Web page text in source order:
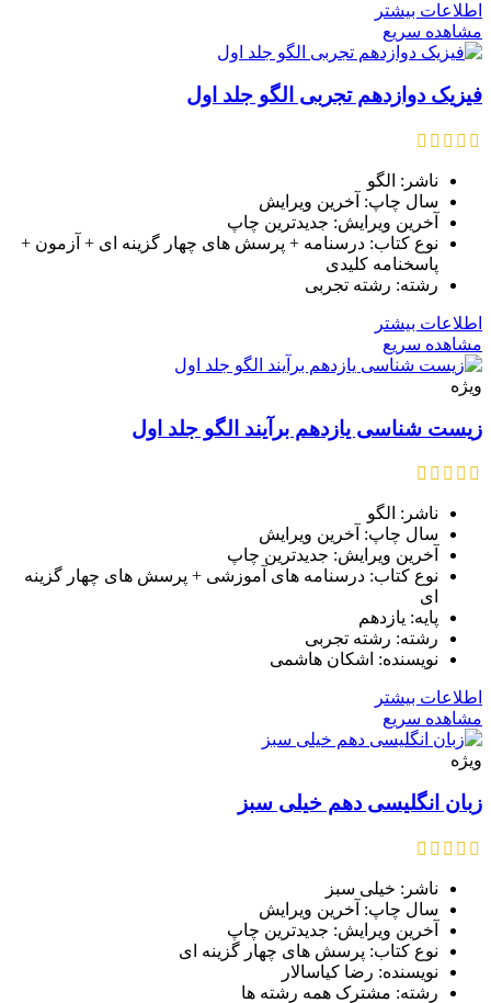
اطلاعات بیشتر
مشاهده سریع
فیزیک دوازدهم تجربی الگو جلد اول
ناشر: الگو
سال چاپ: آخرین ویرایش
آخرین ویرایش: جدیدترین چاپ
نوع کتاب: درسنامه + پرسش های چهار گزینه ای + آزمون +
پاسخنامه کلیدی
رشته: رشته تجربی
اطلاعات بیشتر
مشاهده سریع
ویژه
زیست شناسی یازدهم برآیند الگو جلد اول
ناشر: الگو
سال چاپ: آخرین ویرایش
آخرین ویرایش: جدیدترین چاپ
نوع کتاب: درسنامه های آموزشی + پرسش های چهار گزینه
ای
پایه: یازدهم
رشته: رشته تجربی
نویسنده: اشکان هاشمی
اطلاعات بیشتر
مشاهده سریع
ویژه
زبان انگلیسی دهم خیلی سبز
ناشر: خیلی سبز
سال چاپ: آخرین ویرایش
آخرین ویرایش: جدیدترین چاپ
نوع کتاب: پرسش های چهار گزینه ای
نویسنده: رضا کیاسالار
رشته: مشترک همه رشته ها